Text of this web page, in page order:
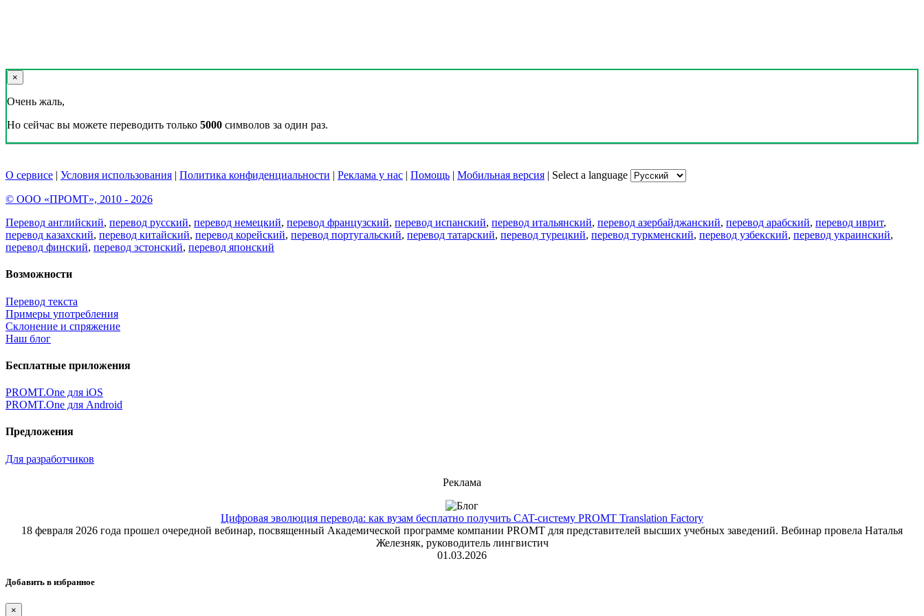
×
Очень жаль,
Но сейчас вы можете переводить только 5000 символов за один раз.
О сервисе | Условия использования | Политика конфиденциальности | Реклама у нас | Помощь | Мобильная версия | Select a language
© ООО «ПРОМТ», 2010 - 2026
Перевод английский, перевод русский, перевод немецкий, перевод французский, перевод испанский, перевод итальянский, перевод азербайджанский, перевод арабский, перевод иврит,
перевод казахский, перевод китайский, перевод корейский, перевод португальский, перевод татарский, перевод турецкий, перевод туркменский, перевод узбекский, перевод украинский,
перевод финский, перевод эстонский, перевод японский
Возможности
Перевод текста
Примеры употребления
Склонение и спряжение
Наш блог
Бесплатные приложения
PROMT.One для iOS
PROMT.One для Android
Предложения
Для разработчиков
Реклама
Цифровая эволюция перевода: как вузам бесплатно получить CAT-систему PROMT Translation Factory
18 февраля 2026 года прошел очередной вебинар, посвященный Академической программе компании PROMT для представителей высших учебных заведений. Вебинар провела Наталья
Железняк, руководитель лингвистич
01.03.2026
Добавить в избранное
×